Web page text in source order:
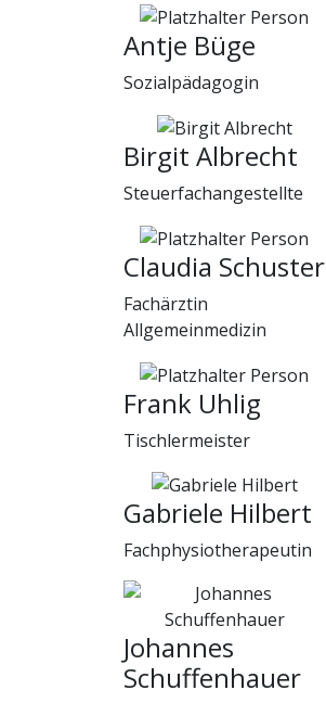
Antje Büge
Sozialpädagogin
Birgit Albrecht
Steuerfachangestellte
Claudia Schuster
Fachärztin
Allgemeinmedizin
Frank Uhlig
Tischlermeister
Gabriele Hilbert
Fachphysiotherapeutin
Johannes
Schuffenhauer